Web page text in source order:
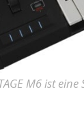
M6 ist